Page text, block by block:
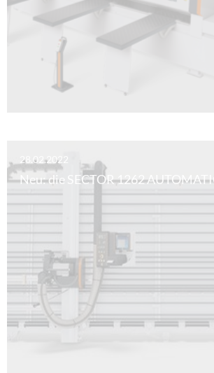
28.02.2022
Neu: die SECTOR 1262